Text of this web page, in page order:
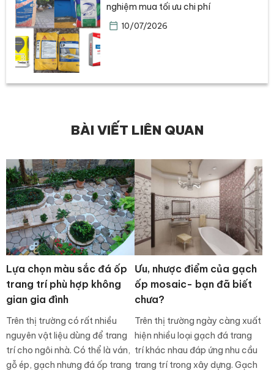
nghiệm mua tối ưu chi phí
10/07/2026
BÀI VIẾT LIÊN QUAN
Lựa chọn màu sắc đá ốp
trang trí phù hợp không
gian gia đình
Trên thị trường có rất nhiều
nguyên vật liệu dùng để trang
trí cho ngôi nhà. Có thể là ván,
gỗ ép, gạch nhưng đá ốp trang
Ưu, nhược điểm của gạch
ốp mosaic- bạn đã biết
chưa?
Trên thị trường ngày càng xuất
hiện nhiều loại gạch đá trang
trí khác nhau đáp ứng nhu cầu
trang trí trong xây dựng. Gạch